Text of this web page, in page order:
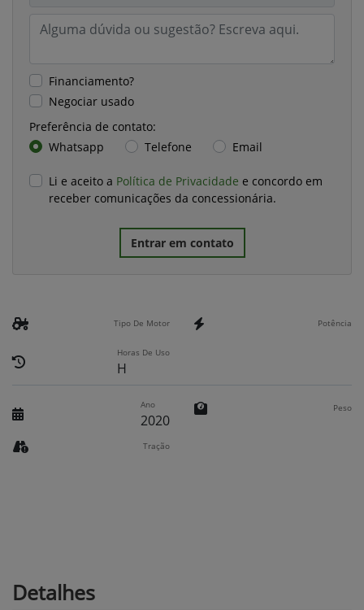
Financiamento?
Negociar usado
Preferência de contato:
Whatsapp
Telefone Email
Li e aceito a Política de Privacidade e concordo em
receber comunicações da concessionária.
Entrar em contato
Tipo De Motor Potência
Horas De Uso
H
Ano
2020
Peso
Tração
Detalhes